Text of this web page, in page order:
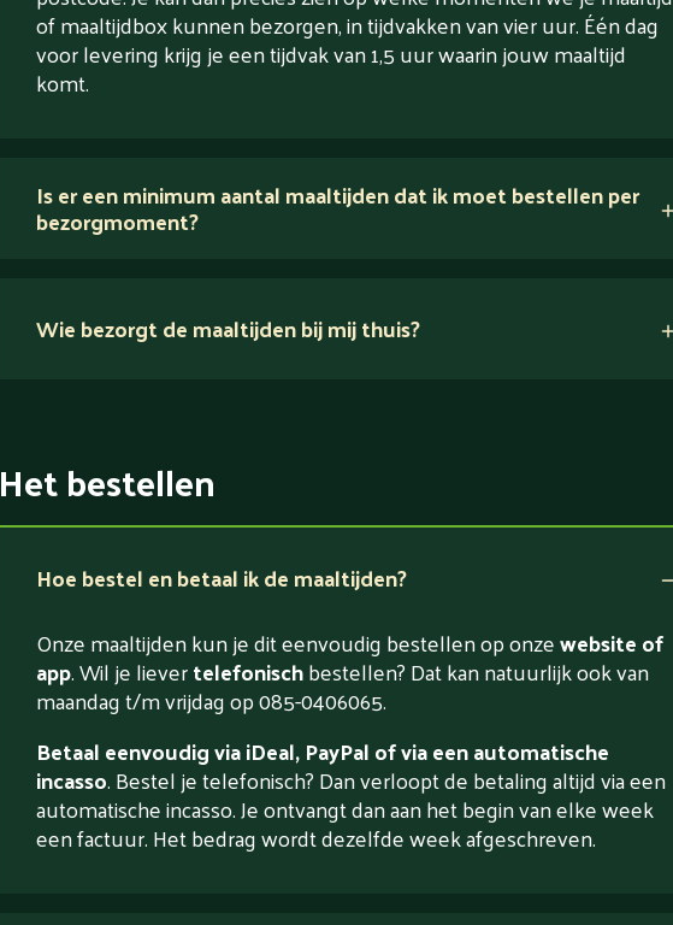
of maaltijdbox kunnen bezorgen, in tijdvakken van vier uur. Één dag
voor levering krijg je een tijdvak van 1,5 uur waarin jouw maaltijd
komt.
Is er een minimum aantal maaltijden dat ik moet bestellen per
bezorgmoment?
Wie bezorgt de maaltijden bij mij thuis?
Het bestellen
Hoe bestel en betaal ik de maaltijden?
Onze maaltijden kun je dit eenvoudig bestellen op onzewebsite of
app. Wil je lievertelefonischbestellen? Dat kan natuurlijk ook van
maandag t/m vrijdag op 085-0406065.
Betaal eenvoudig via iDeal, PayPal of via een automatische
incasso. Bestel je telefonisch? Dan verloopt de betaling altijd via een
automatische incasso. Je ontvangt dan aan het begin van elke week
een factuur. Het bedrag wordt dezelfde week afgeschreven.